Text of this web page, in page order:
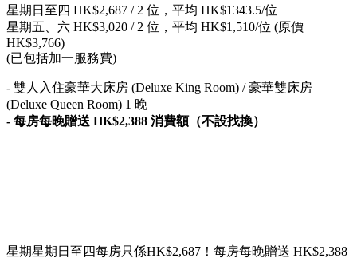
星期日至四 HK$2,687 / 2 位，平均 HK$1343.5/位
星期五、六 HK$3,020 / 2 位，平均 HK$1,510/位 (原價
HK$3,766)
(已包括加一服務費)
- 雙人入住豪華大床房 (Deluxe King Room) / 豪華雙床房
(Deluxe Queen Room) 1 晚
- 每房每晚贈送 HK$2,388 消費額（不設找換）
星期星期日至四每房只係HK$2,687！每房每晚贈送 HK$2,388